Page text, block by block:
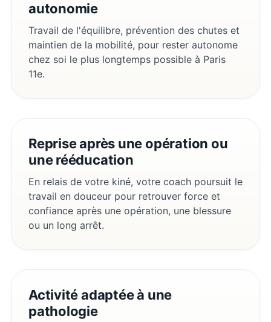
autonomie
Travail de l'équilibre, prévention des chutes et
maintien de la mobilité, pour rester autonome
chez soi le plus longtemps possible à Paris
11e.
Reprise après une opération ou
une rééducation
En relais de votre kiné, votre coach poursuit le
travail en douceur pour retrouver force et
confiance après une opération, une blessure
ou un long arrêt.
Activité adaptée à une
pathologie